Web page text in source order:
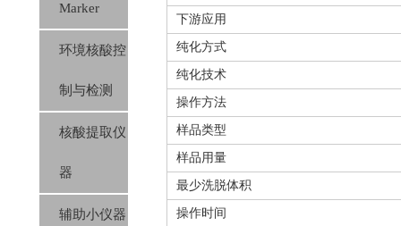
Marker
环境核酸控
制与检测
核酸提取仪
器
辅助小仪器
下游应用
纯化方式
纯化技术
操作方法
样品类型
样品用量
最少洗脱体积
操作时间